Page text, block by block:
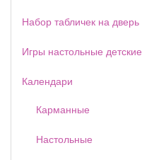
Набор табличек на дверь
Игры настольные детские
Календари
Карманные
Настольные